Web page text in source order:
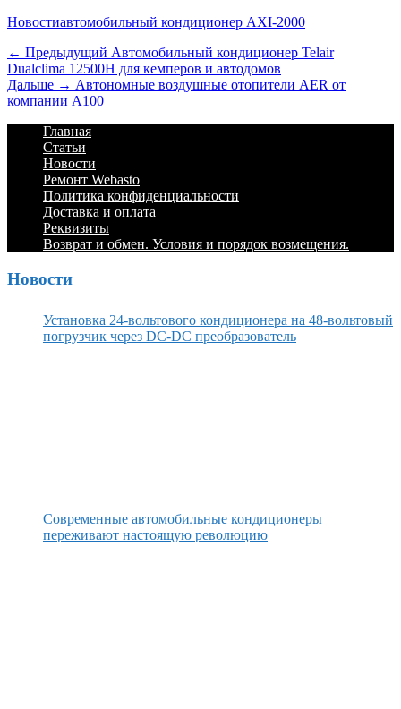
Категории
НовостиТеги
автомобильный кондиционер AXI-2000
Навигация
по
записям
← Предыдущий Предыдущий
Автомобильный кондиционер Telair
Dualclima 12500H для кемперов и автодомов
Дальше → Дальше:
Автономные воздушные отопители AER от
компании А100
Footer
Menu
Перейти
содержимому
Главная
Статьи
Новости
Ремонт Webasto
Политика конфиденциальности
Доставка и оплата
Реквизиты
Возврат и обмен. Условия и порядок возмещения.
Новости
Установка 24-вольтового кондиционера на 48-вольтовый
погрузчик через DC-DC преобразователь
Современные автомобильные кондиционеры
переживают настоящую революцию